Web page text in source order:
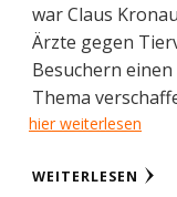
war Claus
Ärzte gegen
Besuchern
Thema
hier weiterlesen
WEITERLESEN